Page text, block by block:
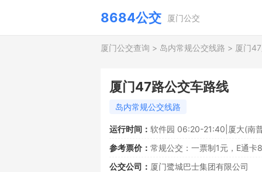
8684公交 厦门公交
厦门公交查询 > 岛内常规公交线路 > 厦门
厦门47路公交车路线
岛内常规公交线路
运行时间： 软件园 06:20-21:40|厦大(南
参考票价： 常规公交：一票制1元，E通
公交公司： 厦门鹭城巴士集团有限公司